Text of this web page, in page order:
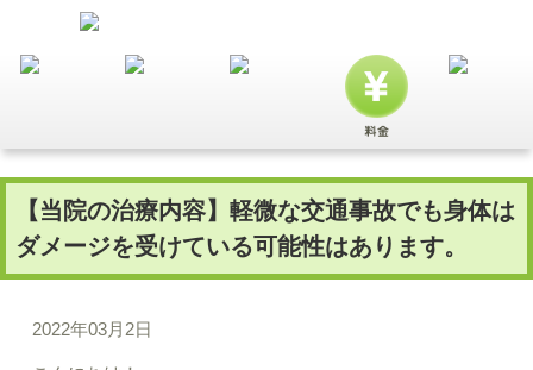
【当院の治療内容】軽微な交通事故でも身体は
ダメージを受けている可能性はあります。
2022年03月2日